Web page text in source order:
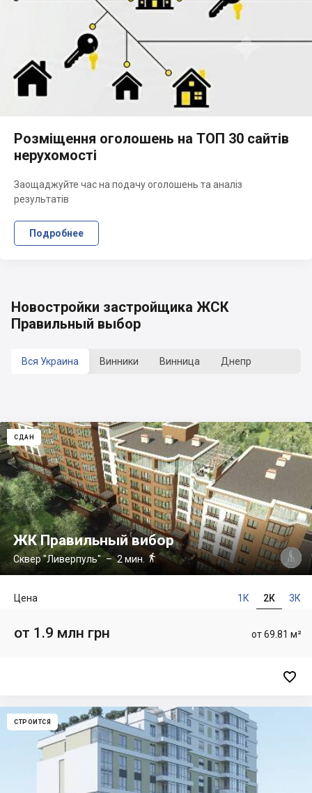
Розміщення оголошень на ТОП 30 сайтів
нерухомості
Заощаджуйте час на подачу оголошень та аналіз
результатів
Подробнее
Новостройки застройщика ЖСК
Правильный выбор
Вся Украина Винники Винница Днепр
СДАН
ЖК Правильный вибор
Сквер "Ливерпуль"– 2 мин. 
1К 2К 3К
Цена
от 69.81 м²
от 1.9 млн грн

СТРОИТСЯ